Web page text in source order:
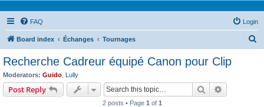
FAQ Login
Board index Échanges Tournages
Recherche Cadreur équipé Canon pour Clip
Moderators: Guido Lully
Post Reply Search
2 posts • Page 1 of 1